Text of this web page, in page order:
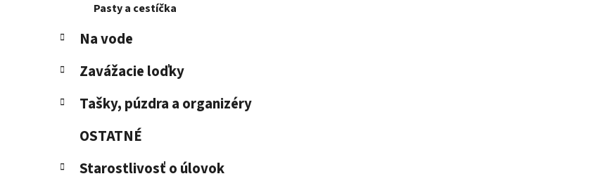
Pasty a cestíčka
Na vode
Zavážacie loďky
Tašky, púzdra a organizéry
OSTATNÉ
Starostlivosť o úlovok